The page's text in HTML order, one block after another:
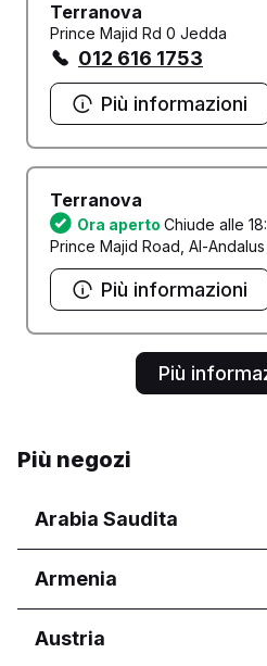
Terranova
Prince Majid Rd 0 Jedda
012 616 1753
Più informazioni
Terranova
Ora aperto Chiude alle
Prince Majid Road, Al-
Più informazioni
Più
Più negozi
Arabia Saudita
Regioni
Al Madinah
Armenia
Regioni
Austria